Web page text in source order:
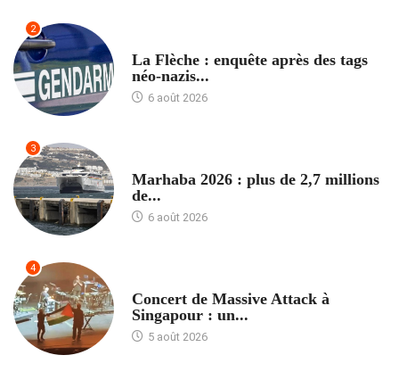
2
La Flèche : enquête après des tags
néo-nazis...
6 août 2026
3
Marhaba 2026 : plus de 2,7 millions
de...
6 août 2026
4
Concert de Massive Attack à
Singapour : un...
5 août 2026